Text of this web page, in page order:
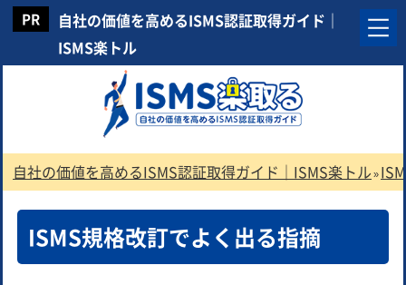
自社の価値を高めるISMS認証取得ガイド｜
ISMS楽トル
自社の価値を高めるISMS認証取得ガイド｜ISMS楽トル»
ISMS規格改訂でよく出る指摘